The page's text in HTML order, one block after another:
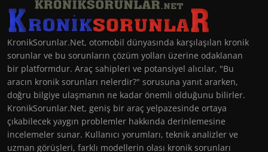
KronikSorunlar.Net, otomobil dünyasında karşılaşılan kronik
sorunlar ve bu sorunların çözüm yolları üzerine odaklanan
bir platformdur. Araç sahipleri ve potansiyel alıcılar, "Bu
aracın kronik sorunları nelerdir?" sorusuna yanıt ararken,
doğru bilgiye ulaşmanın ne kadar önemli olduğunu bilirler.
KronikSorunlar.Net, geniş bir araç yelpazesinde ortaya
çıkabilecek yaygın problemler hakkında derinlemesine
incelemeler sunar. Kullanıcı yorumları, teknik analizler ve
uzman görüşleri, farklı modellerin olası kronik sorunları